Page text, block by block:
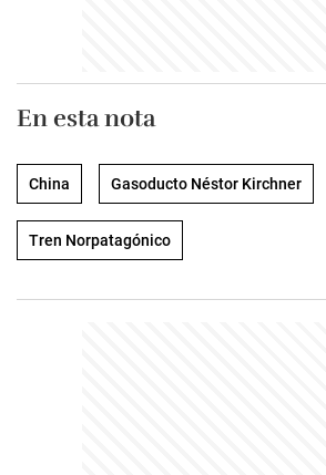
En esta nota
China Gasoducto Néstor Kirchner
Tren Norpatagónico